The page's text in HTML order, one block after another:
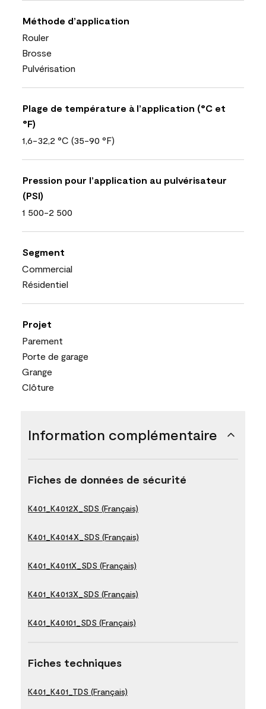
Méthode d’application
Rouler
Brosse
Pulvérisation
Plage de température à l’application (°C et
°F)
1,6-32,2 °C (35-90 °F)
Pression pour l’application au pulvérisateur
(PSI)
1 500-2 500
Segment
Commercial
Résidentiel
Projet
Parement
Porte de garage
Grange
Clôture
Information complémentaire
Fiches de données de sécurité
K401_K4012X_SDS (Français)
K401_K4014X_SDS (Français)
K401_K4011X_SDS (Français)
K401_K4013X_SDS (Français)
K401_K40101_SDS (Français)
Fiches techniques
K401_K401_TDS (Français)